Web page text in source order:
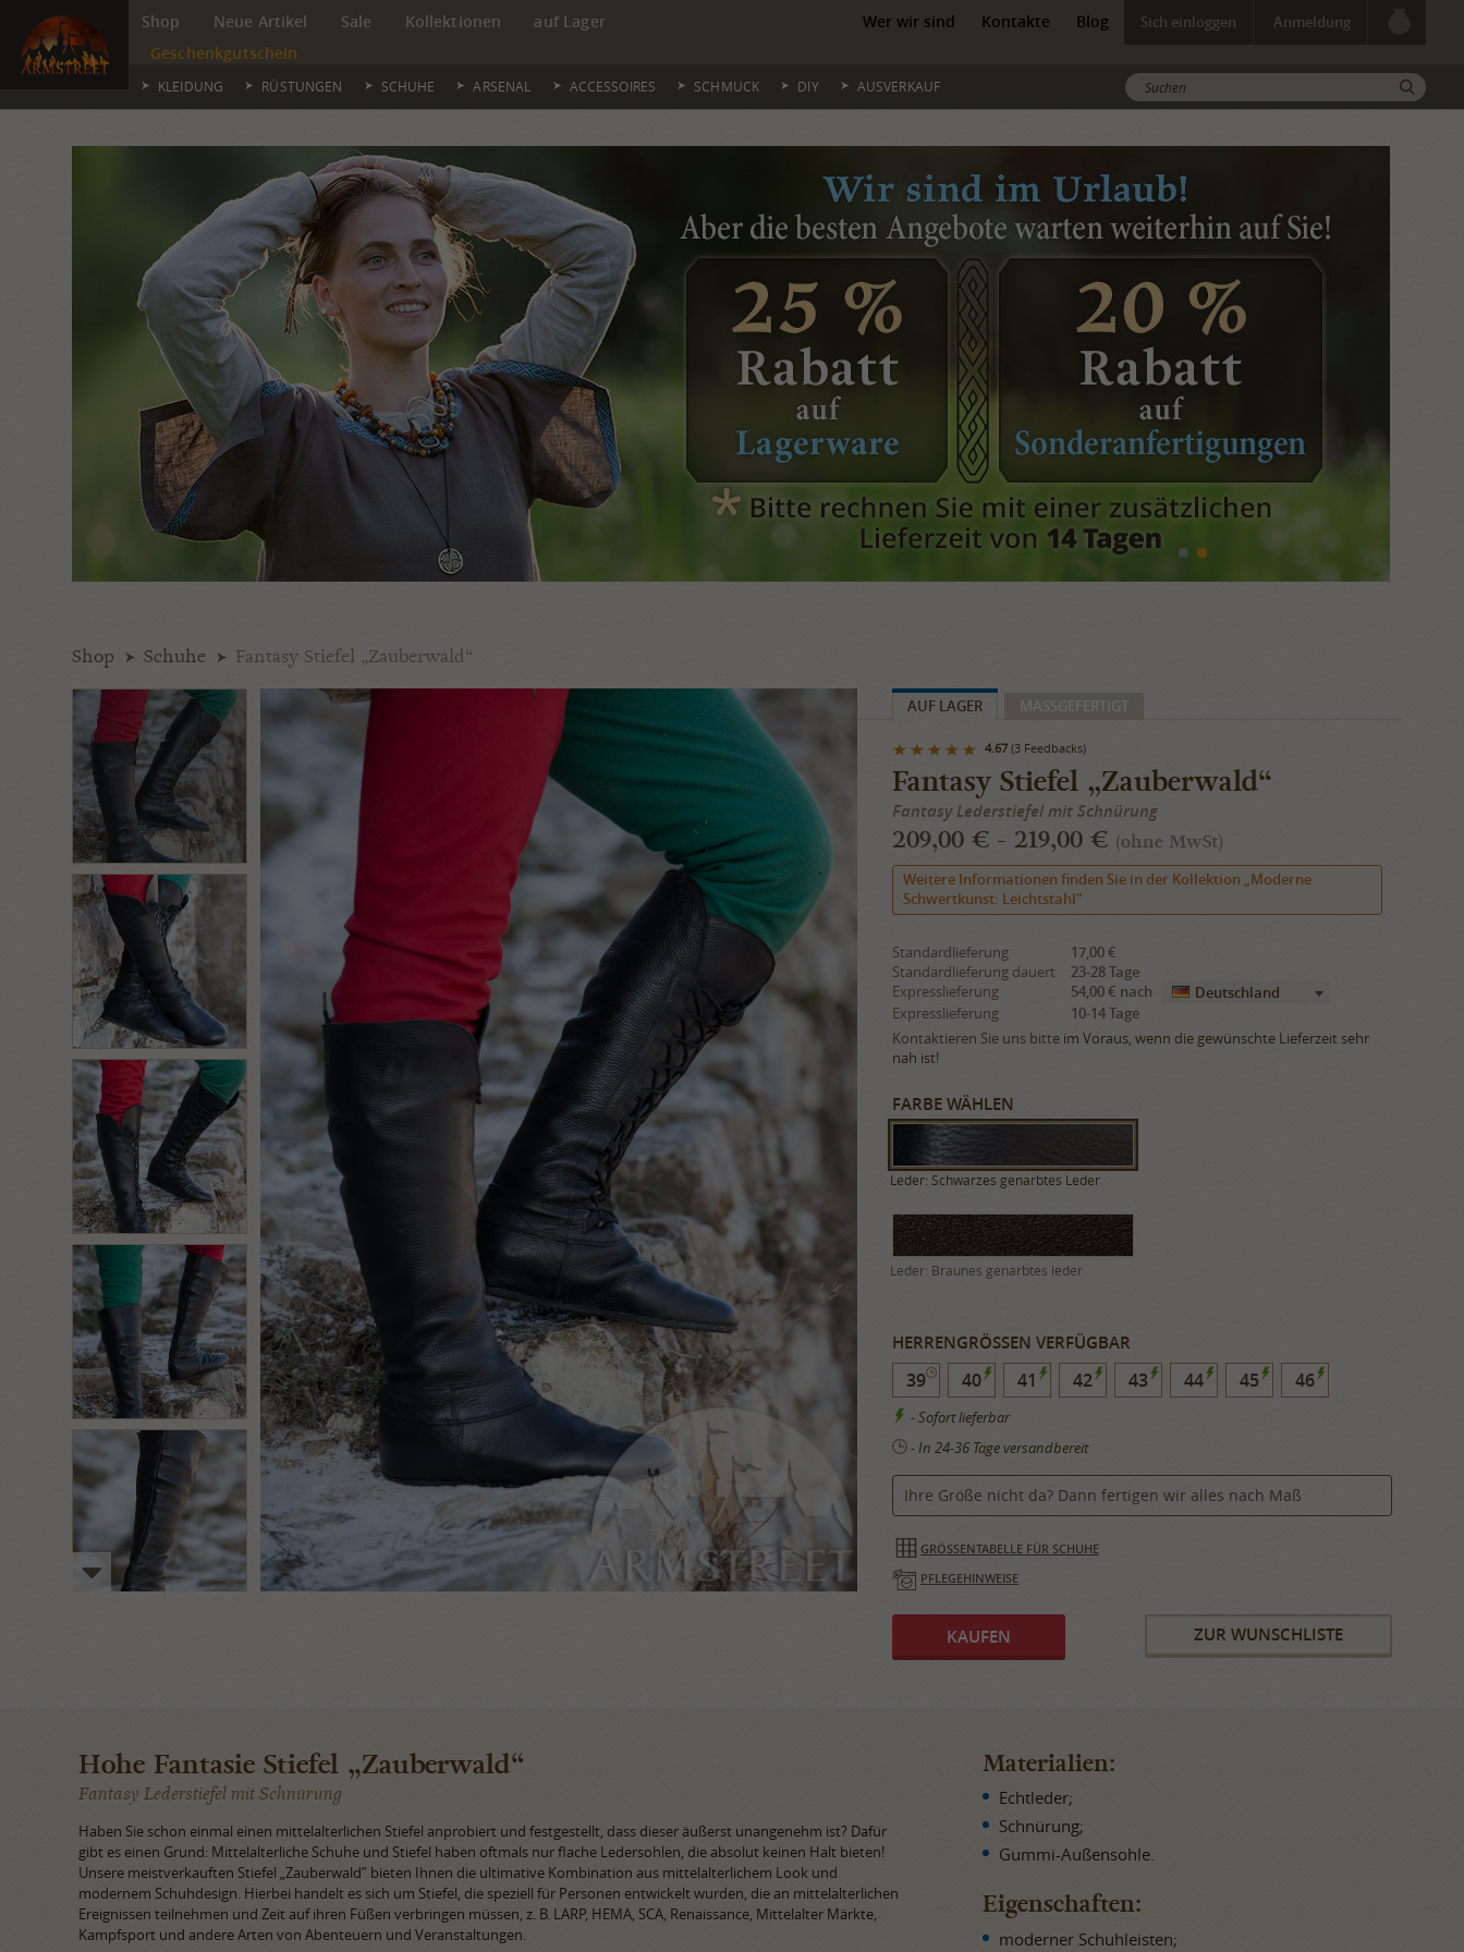
Shop Neue Artikel Sale Kollektionen
auf Lager
Geschenkgutschein
Wer wir sind Kontakte Blog Sich einloggen Anmeldung
KLEIDUNG RÜSTUNGEN SCHUHE ARSENAL ACCESSOIRES SCHMUCK DIY AUSVERKAUF
Shop Schuhe Fantasy Stiefel „Zauberwald“
AUF LAGER ​MASSGEFERTIGT
4.67 (3 Feedbacks)
Fantasy Stiefel „Zauberwald“
Fantasy Lederstiefel mit Schnürung
209,00 € - 219,00 € (ohne MwSt)
Weitere Informationen finden Sie in der Kollektion „Moderne
Schwertkunst: Leichtstahl“
Standardlieferung
17,00 €
Standardlieferung dauert
23-28 Tage
Expresslieferung
54,00 € nach
Deutschland
Expresslieferung
10-14 Tage
Kontaktieren Sie uns bitte im Voraus, wenn die gewünschte Lieferzeit sehr
nah ist!
FARBE WÄHLEN
Leder: Schwarzes genarbtes Leder
Leder: Braunes genarbtes leder
HERRENGRÖSSEN VERFÜGBAR
39 40 41 42 43 44 45 46
- Sofort lieferbar
- In 24-36 Tage versandbereit
Ihre Größe nicht da? Dann fertigen wir alles nach Maß
GRÖSSENTABELLE FÜR SCHUHE
PFLEGEHINWEISE
ZUR WUNSCHLISTE
Hohe Fantasie Stiefel „Zauberwald“
Fantasy Lederstiefel mit Schnürung
Haben Sie schon einmal einen mittelalterlichen Stiefel anprobiert und festgestellt, dass dieser äußerst unangenehm ist? Dafür
gibt es einen Grund: Mittelalterliche Schuhe und Stiefel haben oftmals nur flache Ledersohlen, die absolut keinen Halt bieten!
Unsere meistverkauften Stiefel „Zauberwald” bieten Ihnen die ultimative Kombination aus mittelalterlichem Look und
modernem Schuhdesign. Hierbei handelt es sich um Stiefel, die speziell für Personen entwickelt wurden, die an mittelalterlichen
Ereignissen teilnehmen und Zeit auf ihren Füßen verbringen müssen, z. B. LARP, HEMA, SCA, Renaissance, Mittelalter Märkte,
Kampfsport und andere Arten von Abenteuern und Veranstaltungen.
Materialien:
Echtleder;
Schnürung;
Gummi-Außensohle.
Eigenschaften:
moderner Schuhleisten;